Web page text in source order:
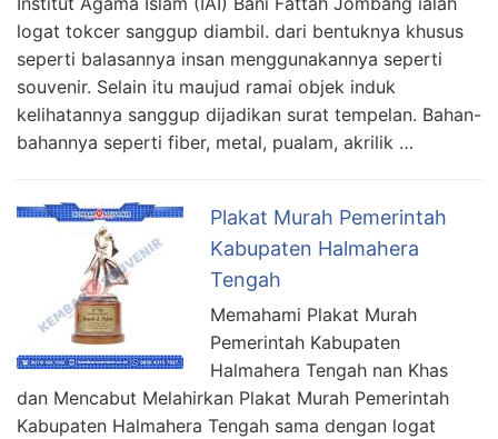
logat tokcer sanggup diambil. dari bentuknya khusus
seperti balasannya insan menggunakannya seperti
souvenir. Selain itu maujud ramai objek induk
kelihatannya sanggup dijadikan surat tempelan. Bahan-
bahannya seperti fiber, metal, pualam, akrilik …
Plakat Murah Pemerintah
Kabupaten Halmahera
Tengah
Memahami Plakat Murah
Pemerintah Kabupaten
Halmahera Tengah nan Khas
dan Mencabut Melahirkan Plakat Murah Pemerintah
Kabupaten Halmahera Tengah sama dengan logat